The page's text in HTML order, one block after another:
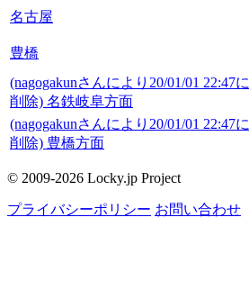
名古屋
豊橋
(nagogakunさんにより20/01/01 22:47に
削除) 名鉄岐阜方面
(nagogakunさんにより20/01/01 22:47に
削除) 豊橋方面
© 2009-2026 Locky.jp Project
プライバシーポリシー お問い合わせ